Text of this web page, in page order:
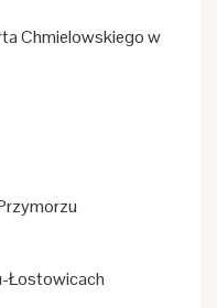
Chmielowskiego w
Łostowicach